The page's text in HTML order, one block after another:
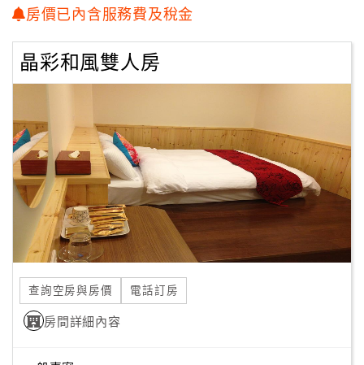
顧
務
顧
客
滿
意
度
訂
單
管
理
房價已內含服務費及稅金
晶彩和風雙人房
查詢空房與房價 電話訂房
房間詳細內容